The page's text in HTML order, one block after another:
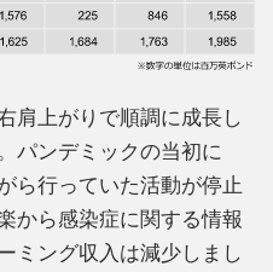
肩上がりで順調に成長し
パンデミックの当初に
ら行っていた活動が停止
から感染症に関する情報
ミング収入は減少しまし